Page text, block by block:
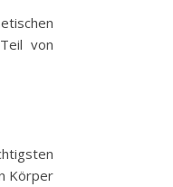
von
Körper